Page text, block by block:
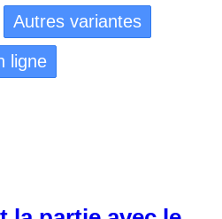
Autres variantes
ligne